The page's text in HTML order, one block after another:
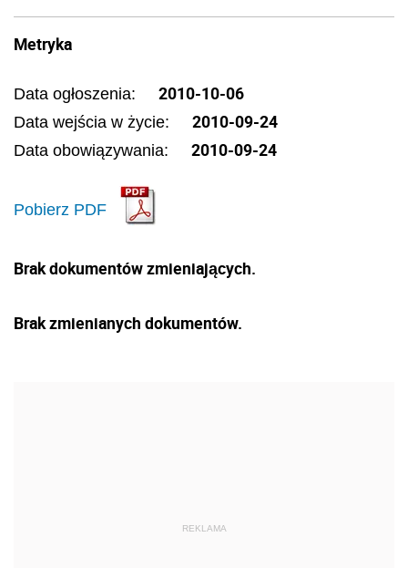
Metryka
Data ogłoszenia: 2010-10-06
Data wejścia w życie: 2010-09-24
Data obowiązywania: 2010-09-24
Pobierz PDF
Brak dokumentów zmieniających.
Brak zmienianych dokumentów.